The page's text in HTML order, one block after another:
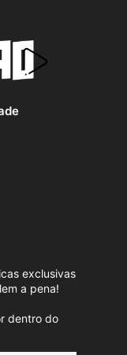
exclusivas
a pena!
dentro do